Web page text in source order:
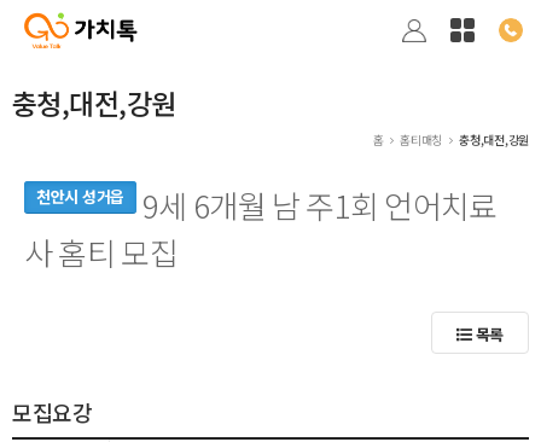
충청,대전,강원
홈 홈티매칭 충청,대전,강원
천안시 성거읍
9세 6개월 남 주1회 언어치료
사 홈티 모집
목록
모집요강